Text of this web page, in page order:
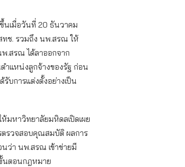
เมื่อวันที่ 20 ธันวาคม
ทช. รวมถึง นพ.สรณ ให้
.สรณ ได้ลาออกจาก
ำแหน่งลูกจ้างของรัฐ ก่อน
บการแต่งตั้งอย่างเป็น
ห้มหาวิทยาลัยมหิดลเปิดเผย
รวจสอบคุณสมบัติ ผลการ
ว่า นพ.สรณ เข้าข่ายมี
นตอนกฎหมาย